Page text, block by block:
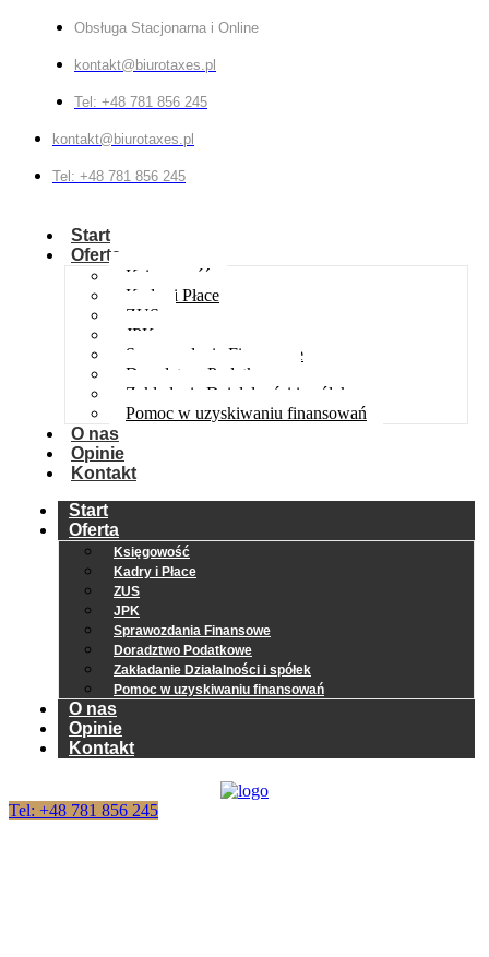
Obsługa Stacjonarna i Online
kontakt@biurotaxes.pl
Tel: +48 781 856 245
kontakt@biurotaxes.pl
Tel: +48 781 856 245
Start
Oferta
Księgowość
Kadry i Płace
ZUS
JPK
Sprawozdania Finansowe
Doradztwo Podatkowe
Zakładanie Działalności i spółek
Pomoc w uzyskiwaniu finansowań
O nas
Opinie
Kontakt
Start
Oferta
Księgowość
Kadry i Płace
ZUS
JPK
Sprawozdania Finansowe
Doradztwo Podatkowe
Zakładanie Działalności i spółek
Pomoc w uzyskiwaniu finansowań
O nas
Opinie
Kontakt
Tel: +48 781 856 245